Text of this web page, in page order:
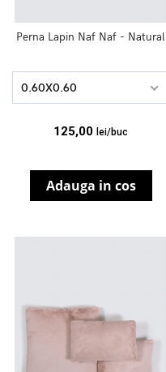
Perna Lapin Naf Naf - Natural
0.60X0.60
125,00 lei/buc
Adauga in cos